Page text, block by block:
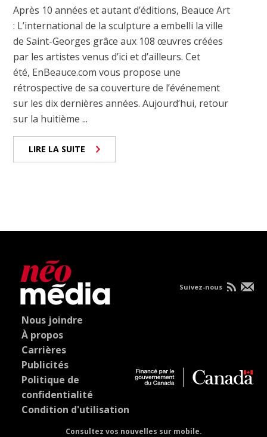
Après 10 années et autant d’éditions, Beauce Art
: L’international de la sculpture a embelli la ville
de Saint-Georges grâce aux 108 œuvres créées
par les artistes venus d’ici et d’ailleurs. Cet
été, EnBeauce.com vous propose une
rétrospective de sa couverture de l’événement
sur les dix dernières années. Aujourd’hui, retour
sur la huitième ...
LIRE LA SUITE
Nous joindre
À propos
Carrières
Publicités
Politique de
confidentialité
Condition d'utilisation
Consultez vos nouvelles sur mobile.
Suivez-nous